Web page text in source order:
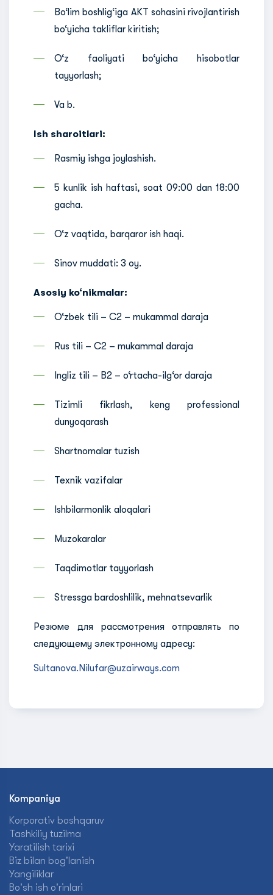
Bo‘lim boshlig‘iga AKT sohasini rivojlantirish
bo‘yicha takliflar kiritish;
O‘z faoliyati bo‘yicha hisobotlar
tayyorlash;
Va b.
Ish sharoitlari:
Rasmiy ishga joylashish.
5 kunlik ish haftasi, soat 09:00 dan 18:00
gacha.
O‘z vaqtida, barqaror ish haqi.
Sinov muddati: 3 oy.
Asosiy ko‘nikmalar:
O‘zbek tili – C2 – mukammal daraja
Rus tili – C2 – mukammal daraja
Ingliz tili – B2 – o‘rtacha-ilg‘or daraja
Tizimli fikrlash, keng professional
dunyoqarash
Shartnomalar tuzish
Texnik vazifalar
Ishbilarmonlik aloqalari
Muzokaralar
Taqdimotlar tayyorlash
Stressga bardoshlilik, mehnatsevarlik
Резюме для рассмотрения отправлять по
следующему электронному адресу:
Sultanova.Nilufar@uzairways.com
Kompaniya
Korporativ boshqaruv
Tashkiliy tuzilma
Yaratilish tarixi
Biz bilan bog'lanish
Yangiliklar
Bo'sh ish o'rinlari